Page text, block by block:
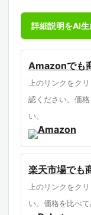
詳細説明をAI
Amazonでも
上のリンクをク
認ください。価
い。
楽天市場でも
上のリンクをク
い。価格を比べ